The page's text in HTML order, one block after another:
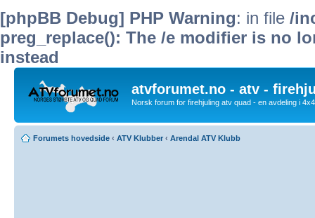
[phpBB Debug] PHP Warning: in file /
preg_replace(): The /e modifier is no
instead
atvforumet.no - atv -
Norsk forum for firehjuling atv quad - en avdeling i
Forumets hovedside ‹ ATV Klubber ‹ Arendal ATV Klubb